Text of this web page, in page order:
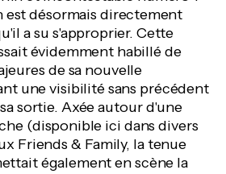
est désormais directement
a su s'approprier. Cette
évidemment habillé de
de sa nouvelle
une visibilité sans précédent
sortie. Axée autour d'une
(disponible ici dans divers
Friends & Family, la tenue
également en scène la